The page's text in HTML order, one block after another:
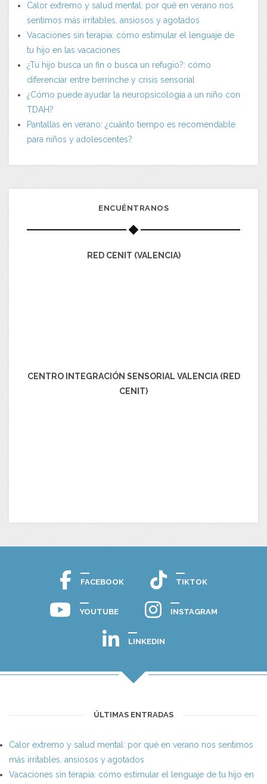
Calor extremo y salud mental: por qué en verano nos
sentimos más irritables, ansiosos y agotados
Vacaciones sin terapia: cómo estimular el lenguaje de
tu hijo en las vacaciones
¿Tu hijo busca un fin o busca un refugio?: cómo
diferenciar entre berrinche y crisis sensorial
¿Cómo puede ayudar la neuropsicología a un niño con
TDAH?
Pantallas en verano: ¿cuánto tiempo es recomendable
para niños y adolescentes?
ENCUÉNTRANOS
RED CENIT (VALENCIA)
CENTRO INTEGRACIÓN SENSORIAL VALENCIA (RED
CENIT)
FACEBOOK TIKTOK
YOUTUBE INSTAGRAM
LINKEDIN
ÚLTIMAS ENTRADAS
Calor extremo y salud mental: por qué en verano nos sentimos
más irritables, ansiosos y agotados
Vacaciones sin terapia: cómo estimular el lenguaje de tu hijo en